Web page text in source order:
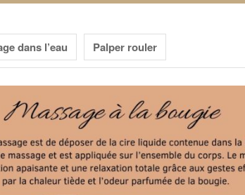
dans l’eau Palper rouler